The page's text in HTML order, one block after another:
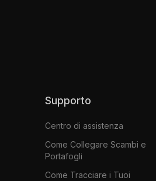
Supporto
Centro di assistenza
Come Collegare Scambi e
Portafogli
Come Tracciare i Tuoi